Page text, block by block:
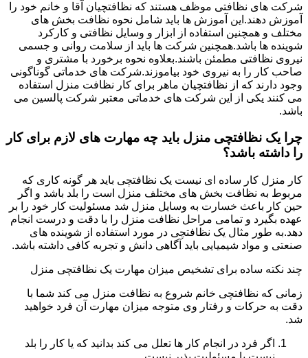
شرکت های نظافتی موظف هستند که نظافتچیان آقا و خانم خود را
آموزش دهند.این آموزش ها باید شامل نحوه نظافت بخش های
مختلف و همچنین استفاده از ابزار و وسایل نظافتی و کارکرد
شوینده ها باشد.همچنین شرکت ها باید از سلامت روانی و جسمی
نیروی نظافتی مطمئن باشند.بعلاوه نحوه برخورد با مشتری و
صاحب کار را به نیروی خود بیاموزند.شرکت های خدماتی گوناگونی
وجود دارند که از نظافتچیان ماهر برای کار نظافت منزل استفاده
می کنند یکی از این شرکت های خدماتی معتبر شرکت پالسین می
باشد.
چرا یک نظافتچی منزل باید چه مهارت های لازم برای کار
را داشته باشد؟
کار منزل کار ساده ای نیست یک نظافتچی باید هر گونه کاری که
مربوط به نظافت بخش های مختلف منزل است را بلد باشد و اگر
حین کار باعث خسارت به وسایل منزل شد مسئولیت کار خود را بر
عهده بگیرد و تمامی مراحل نظافت منزل را با دقت و درست انجام
دهد.به طور مثال یک نظافتچی در مورد استفاده از شوینده های
صنعتی و مواد شیمیایی باید آگاهی دانش و تجربه کافی داشته باشد.
چند نکته ساده برای تشخیص میزان مهارت یک نظافتچی منزل
زمانی که نظافتچی خانم شروع به نظافت منزل می کند شما با
دقت به حرکات و رفتار وی متوجه میزان مهارت آن فرد خواهید
شد.
اگر فرد در انجام کار ها تعلل می کند بدانید که یا کار را بلد